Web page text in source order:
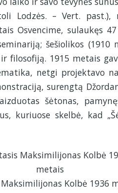
Lodzės. – Vert. past.),
Osvencime, sulaukęs
šešiolikos
filosofiją. 1915 metais
netgi projektavo
surengtą
šėtonas,
kuriuose skelbė, kad
Kolbė 1936